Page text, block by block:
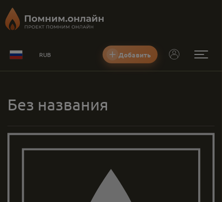
RUB Добавить
Без названия